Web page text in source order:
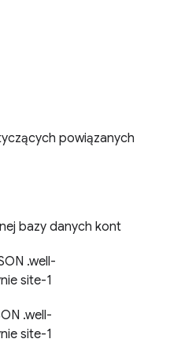
powiązanych
bazy danych kont
.well-
site-1
.well-
site-1